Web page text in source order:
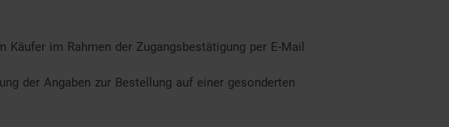
im Rahmen der Zugangsbestätigung per E-Mail
der Angaben zur Bestellung auf einer gesonderten